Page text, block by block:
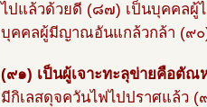
ไปแล้วด้วยดี (๘๗) เป็นบุคคลผู้
บุคคลผู้มีญาณอันแกล้วกล้า (๙
(๙๑) เป็นผู้เจาะทะลุข่ายคือตัณ
มีกิเลสดุจควันไฟไปปราศแล้ว